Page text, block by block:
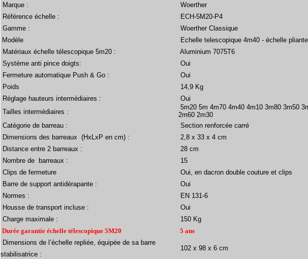
Marque :
Woerther
Référence échelle :
ECH-5M20-P4
Gamme :
Woerther Classique
Modèle
Echelle telescopique 4m40 - échelle pliante
Matériaux échelle télescopique 5m20 :
Aluminium 7075T6
Système anti pince doigts:
Oui
Fermeture automatique Push & Go :
Oui
Poids
14,9 Kg
Réglage hauteurs intermédiaires :
Oui
Tailles intermédiaires :
5m20 5m 4m70 4m40 4m10 3m80 3m50
2m60 2m30
Catégorie de barreau :
Section renforcée carré
Dimensions des barreaux (HxLxP en cm) :
2,8 x 33 x 4 cm
Distance entre 2 barreaux :
28 cm
Nombre de barreaux :
15
Clips de fermeture
Oui, en dacron double couture et clips
Barre de support antidérapante :
Oui
Normes :
EN 131-6
Housse de transport incluse :
Oui
Charge maximale :
150 Kg
Durée garantie échelle télescopique 5M20
5 ans
Dimensions de l’échelle repliée, équipée de sa barre
stabilisatrice :
102 x 98 x 6 cm